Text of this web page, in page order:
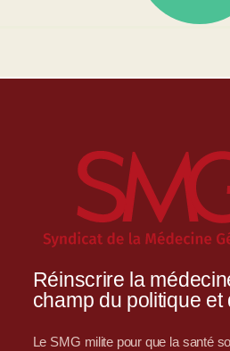
Réinscrire la
champ du politique et
Le SMG milite pour que la santé